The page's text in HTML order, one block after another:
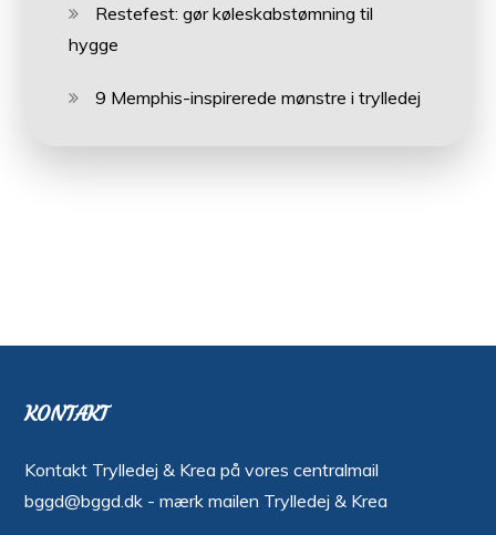
Restefest: gør køleskabstømning til
hygge
9 Memphis-inspirerede mønstre i trylledej
KONTAKT
Kontakt Trylledej & Krea på vores centralmail
bggd@bggd.dk - mærk mailen Trylledej & Krea